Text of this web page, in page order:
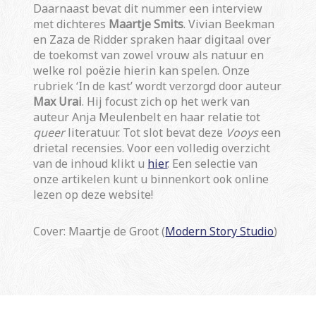
Daarnaast bevat dit nummer een interview
met dichteres Maartje Smits. Vivian Beekman
en Zaza de Ridder spraken haar digitaal over
de toekomst van zowel vrouw als natuur en
welke rol poëzie hierin kan spelen. Onze
rubriek ‘In de kast’ wordt verzorgd door auteur
Max Urai. Hij focust zich op het werk van
auteur Anja Meulenbelt en haar relatie tot
queerliteratuur. Tot slot bevat deze Vooyseen
drietal recensies. Voor een volledig overzicht
van de inhoud klikt u hier. Een selectie van
onze artikelen kunt u binnenkort ook online
lezen op deze website!
Cover: Maartje de Groot (Modern Story Studio)